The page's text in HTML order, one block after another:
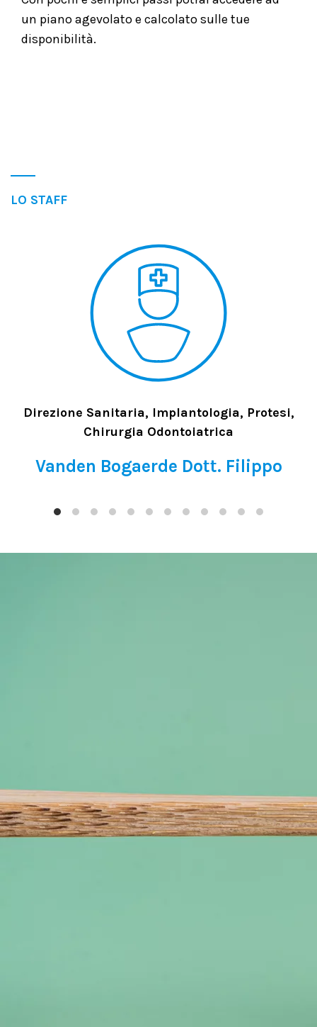
un piano agevolato e calcolato sulle tue
disponibilità.
LO STAFF
Direzione Sanitaria, Implantologia, Protesi,
Chirurgia Odontoiatrica
Vanden Bogaerde Dott. Filippo